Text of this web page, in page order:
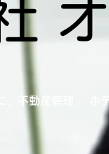
不動産管理・ ホ